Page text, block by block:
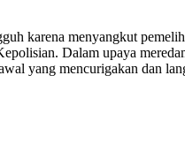
karena menyangkut
Dalam upaya
yang mencurigakan dan